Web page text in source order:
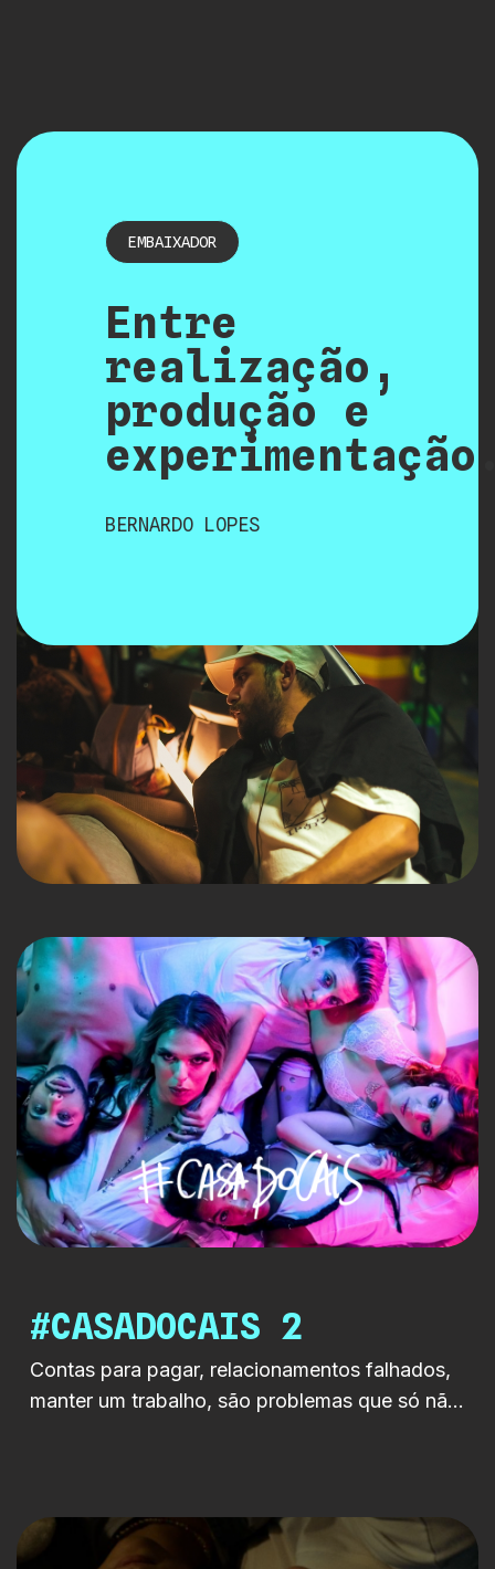
EMBAIXADOR
Entre
realização,
produção e
BERNARDO LOPES
#CASADOCAIS 2
Contas para pagar, relacionamentos falhados,
manter um trabalho, são problemas que só não
Beyoncé. Entre charros e copos de vinho,
ressacas e detox’s, a cumplicidade vai